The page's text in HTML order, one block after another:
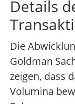
Details
Die
Goldman
zeigen, dass
Volumina